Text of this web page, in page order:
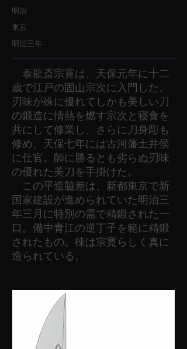
明治
東京
明治三年
泰龍斎宗寛は、天保元年に十二
歳で江戸の固山宗次に入門した。
刃味が殊に優れてしかも美しい刀
の鍛造に情熱を燃す宗次と寝食を
共にして修業し、さらに刀身彫も
修め、天保七年には古河藩土井侯
に仕官。師に勝るとも劣らぬ刃味
の優れた美刀を手掛けた。
この平造脇差は、新都東京で新
国家建設が進められていた明治三
年三月に特別の需で精鍛された一
口。備中青江の逆丁子を範に精鍛
されたもの。棟は宗寛らしく真に
造られている。